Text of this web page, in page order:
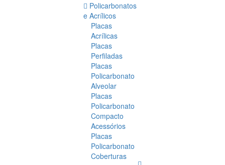
Policarbonatos
e Acrílicos
Placas
Acrílicas
Placas
Perfiladas
Placas
Policarbonato
Alveolar
Placas
Policarbonato
Compacto
Acessórios
Placas
Policarbonato
Coberturas